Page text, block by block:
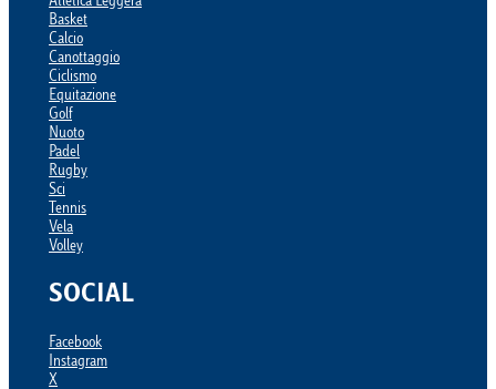
Basket
Calcio
Canottaggio
Ciclismo
Equitazione
Golf
Nuoto
Padel
Rugby
Sci
Tennis
Vela
Volley
SOCIAL
Facebook
Instagram
X